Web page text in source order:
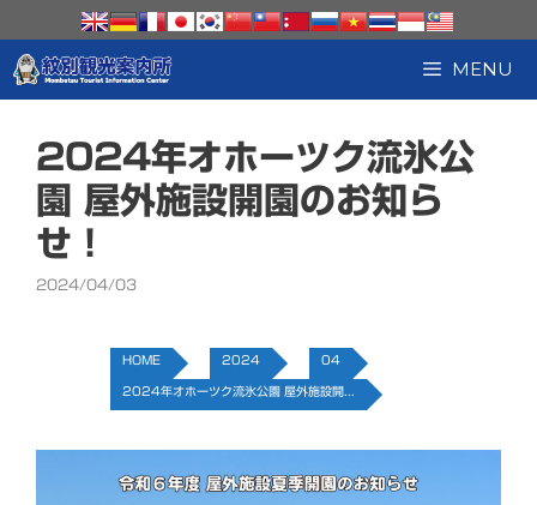
ン
テ
ン
MENU
2024年オホーツク流氷公
園 屋外施設開園のお知ら
せ！
2024/04/03
HOME 2024 04
2024年オホーツク流氷公園 屋外施設開...